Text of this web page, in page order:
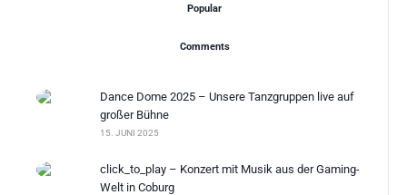
Popular
Comments
Dance Dome 2025 – Unsere Tanzgruppen live auf
großer Bühne
15. JUNI 2025
click_to_play – Konzert mit Musik aus der Gaming-
Welt in Coburg